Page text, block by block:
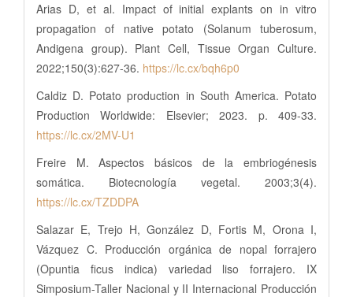
Arias D, et al. Impact of initial explants on in vitro
propagation of native potato (Solanum tuberosum,
Andigena group). Plant Cell, Tissue Organ Culture.
2022;150(3):627-36. https://lc.cx/bqh6p0
Caldiz D. Potato production in South America. Potato
Production Worldwide: Elsevier; 2023. p. 409-33.
https://lc.cx/2MV-U1
Freire M. Aspectos básicos de la embriogénesis
somática. Biotecnología vegetal. 2003;3(4).
https://lc.cx/TZDDPA
Salazar E, Trejo H, González D, Fortis M, Orona I,
Vázquez C. Producción orgánica de nopal forrajero
(Opuntia ficus indica) variedad liso forrajero. IX
Simposium-Taller Nacional y II Internacional Producción